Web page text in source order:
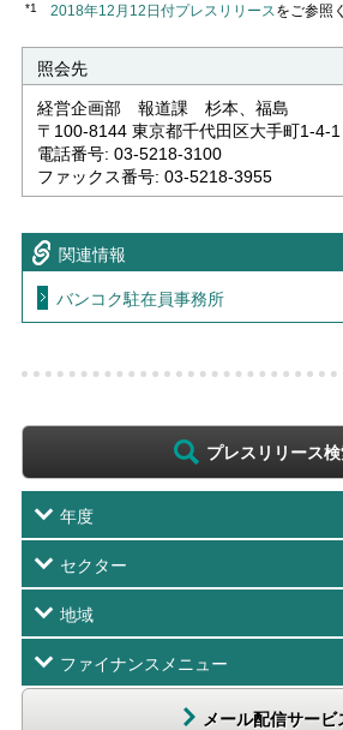
*1 2018年12月12日付プレスリリースをご参照
照会先
経営企画部 報道課 杉本、福島
〒100-8144 東京都千代田区大手町1-4-1
電話番号: 03-5218-3100
ファックス番号: 03-5218-3955
関連情報
バンコク駐在員事務所
プレスリリース
年度
セクター
地域
ファイナンスメニュー
メール配信サービ